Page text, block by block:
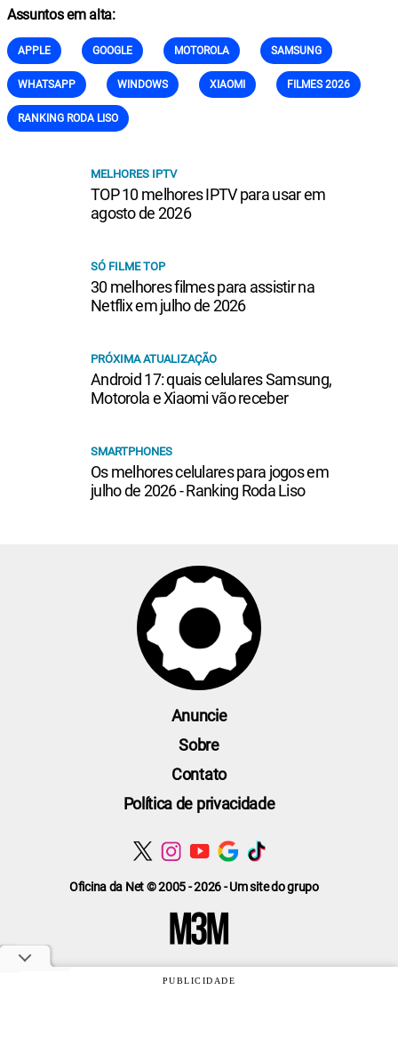
Assuntos em alta:
APPLE GOOGLE MOTOROLA SAMSUNG
WHATSAPP WINDOWS XIAOMI FILMES 2026
RANKING RODA LISO
MELHORES IPTV
TOP 10 melhores IPTV para usar em
agosto de 2026
SÓ FILME TOP
30 melhores filmes para assistir na
Netflix em julho de 2026
PRÓXIMA ATUALIZAÇÃO
Android 17: quais celulares Samsung,
Motorola e Xiaomi vão receber
SMARTPHONES
Os melhores celulares para jogos em
julho de 2026 - Ranking Roda Liso
Oficina da Net © 2005 - 2026 - Um site do grupo
Anuncie
Sobre
Contato
Política de privacidade
PUBLICIDADE